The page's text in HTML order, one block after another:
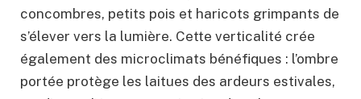
concombres, petits pois et haricots grimpants de
s’élever vers la lumière. Cette verticalité crée
également des microclimats bénéfiques : l’ombre
portée protège les laitues des ardeurs estivales,